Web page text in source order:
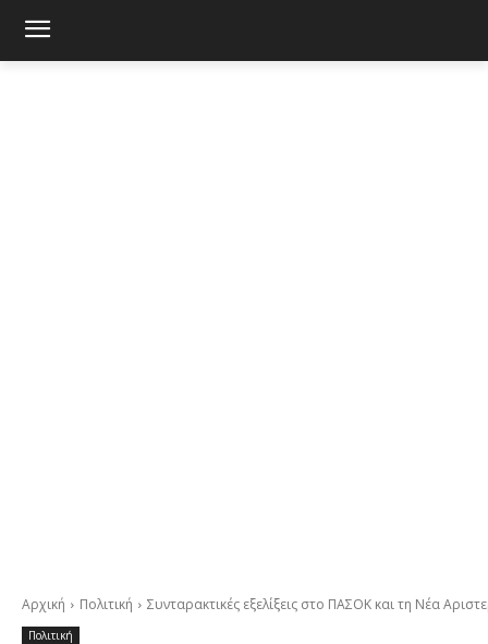
Αρχική Πολιτική Συνταρακτικές εξελίξεις στο ΠΑΣΟΚ και τη Νέα
Πολιτική